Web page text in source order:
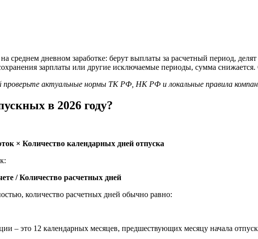
среднем дневном заработке: берут выплаты за расчетный период,
зарплаты или другие исключаемые периоды, сумма
актуальные нормы ТК РФ, НК РФ и локальные правила
в 2026 году?
× Количество календарных дней отпуска
/ Количество расчетных дней
количество расчетных дней обычно равно:
– это 12 календарных месяцев, предшествующих месяцу начала